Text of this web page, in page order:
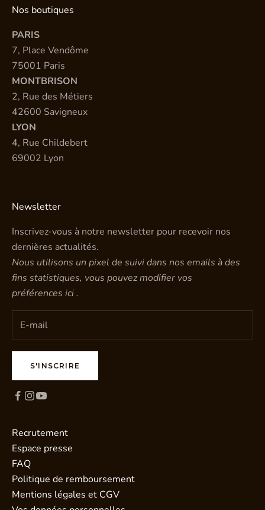
Nos boutiques
PARIS
7, Place Vendôme
75001 Paris
MONTBRISON
2, Rue des Métiers
42600 Savigneux
LYON
4, Rue Childebert
69002 Lyon
Newsletter
Inscrivez-vous à notre newsletter pour recevoir nos
dernières actualités.
Nous utilisons un pixel de suivi dans nos emails à des
fins statistiques, vous pouvez modifier vos
préférences ici.
S'INSCRIRE
Recrutement
Espace presse
FAQ
Politique de remboursement
Mentions légales et CGV